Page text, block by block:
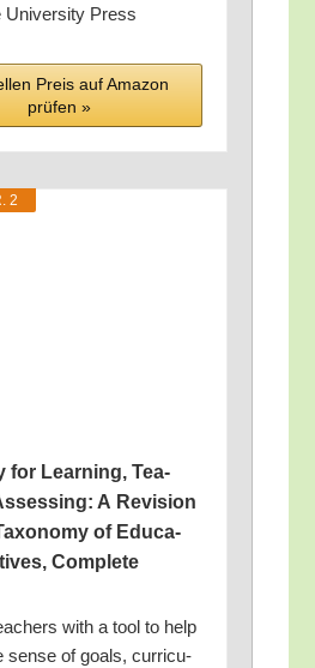
Uni­ver­si­ty Press
Preis auf Ama­zon
prü­fen »
2
for Lear­ning, Tea­
A Revi­si­on
of Edu­ca­
Com­ple­te
with a tool to help
sen­se of goals, cur­ri­cu­